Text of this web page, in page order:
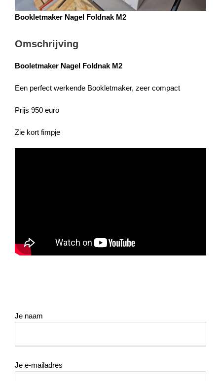
Bookletmaker Nagel Foldnak M2
Omschrijving
Booletmaker Nagel Foldnak M2
Een perfect werkende Bookletmaker, zeer compact
Prijs 950 euro
Zie kort fimpje
Je naam
Je e-mailadres